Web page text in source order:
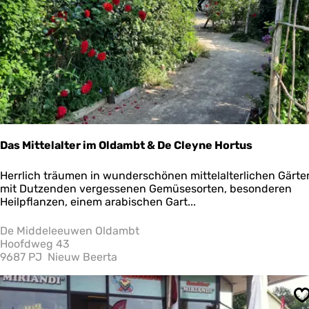
d
e
r
i
j
a
g
e
n
Das Mittelalter im Oldambt & De Cleyne Hortus
D
a
s
i
t
t
l
a
Herrlich träumen in wunderschönen mittelalterlichen
mit Dutzenden vergessenen Gemüsesorten, besonderen
Heilpflanzen, einem arabischen Gart...
De Middeleeuwen Oldambt
Hoofdweg 43
9687 PJ Nieuw Beerta